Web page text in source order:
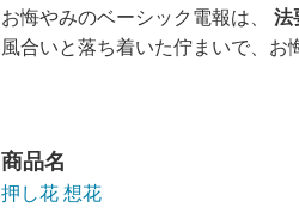
お悔やみのベーシック電報は、 法
風合いと落ち着いた佇まいで、お
商品名
押し花 想花